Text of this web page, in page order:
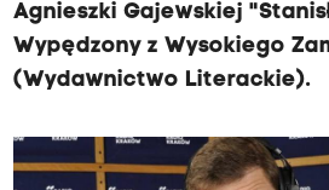
Agnieszki Gajewskiej
Wypędzony z Wysokiego
(Wydawnictwo Literackie).